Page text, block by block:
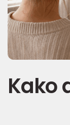
Kako